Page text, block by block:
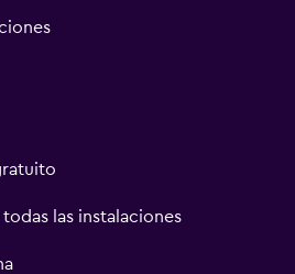
las instalaciones